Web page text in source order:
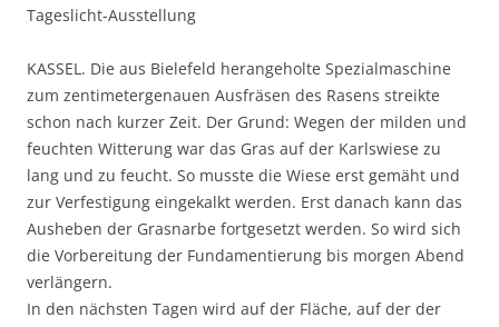
Tageslicht-Ausstellung
KASSEL. Die aus Bielefeld herangeholte Spezialmaschine
zum zentimetergenauen Ausfräsen des Rasens streikte
schon nach kurzer Zeit. Der Grund: Wegen der milden und
feuchten Witterung war das Gras auf der Karlswiese zu
lang und zu feucht. So musste die Wiese erst gemäht und
zur Verfestigung eingekalkt werden. Erst danach kann das
Ausheben der Grasnarbe fortgesetzt werden. So wird sich
die Vorbereitung der Fundamentierung bis morgen Abend
verlängern.
In den nächsten Tagen wird auf der Fläche, auf der der